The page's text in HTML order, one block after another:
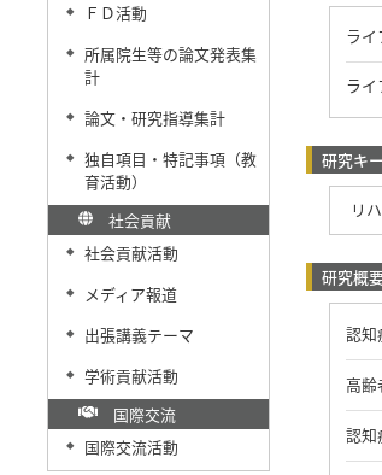
◆ ＦＤ活動
◆
所属院生等の論文発表集
計
◆ 論文・研究指導集計
◆
独自項目・特記事項（教
育活動）
社会貢献
◆ 社会貢献活動
◆ メディア報道
◆ 出張講義テーマ
◆
学術貢献活動
国際交流
◆ 国際交流活動
ラ
ラ
研究キ
リ
研究概
認知
高
認知